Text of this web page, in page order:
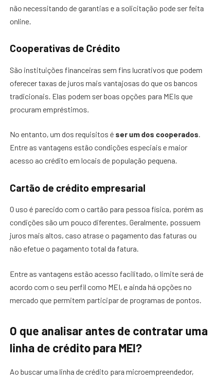
não necessitando de garantias e a solicitação pode ser feita
online.
Cooperativas de Crédito
São instituições financeiras sem fins lucrativos que podem
oferecer taxas de juros mais vantajosas do que os bancos
tradicionais. Elas podem ser boas opções para MEIs que
procuram empréstimos.
No entanto, um dos requisitos é ser um dos cooperados.
Entre as vantagens estão condições especiais e maior
acesso ao crédito em locais de população pequena.
Cartão de crédito empresarial
O uso é parecido com o cartão para pessoa física, porém as
condições são um pouco diferentes. Geralmente, possuem
juros mais altos, caso atrase o pagamento das faturas ou
não efetue o pagamento total da fatura.
Entre as vantagens estão acesso facilitado, o limite será de
acordo com o seu perfil como MEI, e ainda há opções no
mercado que permitem participar de programas de pontos.
O que analisar antes de contratar uma
linha de crédito para MEI?
Ao buscar uma linha de crédito para microempreendedor,